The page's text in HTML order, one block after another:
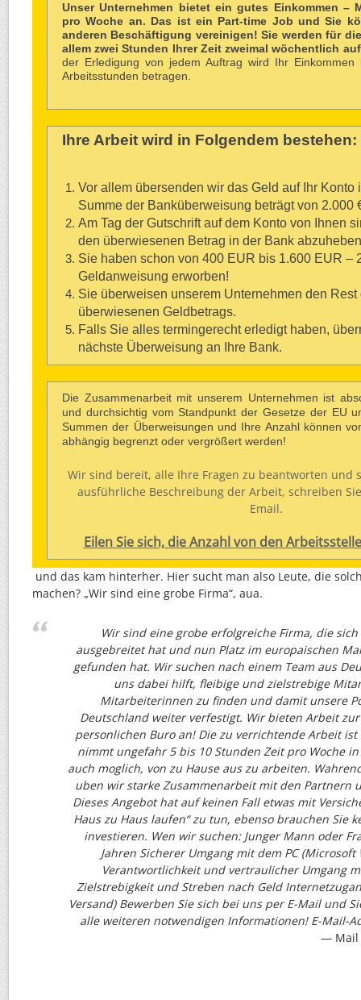
Unser Unternehmen bietet ein gutes Einkommen –
pro Woche an. Das ist ein Part-time Job und Sie
anderen Beschäftigung vereinigen! Sie werden für
allem zwei Stunden Ihrer Zeit zweimal wöchentlich
der Erledigung von jedem Auftrag wird Ihr
Arbeitsstunden betragen.
Ihre Arbeit wird in Folgendem bestehen:
Vor allem übersenden wir das Geld auf Ihr Konto
Summe der Banküberweisung beträgt von 2.000
Am Tag der Gutschrift auf dem Konto von Ihnen
den überwiesenen Betrag in der Bank
Sie haben schon von 400 EUR bis 1.600 EUR –
Geldanweisung erworben!
Sie überweisen unserem Unternehmen den Rest
überwiesenen Geldbetrags.
Falls Sie alles termingerecht erledigt haben,
nächste Überweisung an Ihre Bank.
Die Zusammenarbeit mit unserem Unternehmen ist
und durchsichtig vom Standpunkt der Gesetze der EU
Summen der Überweisungen und Ihre Anzahl können
abhängig begrenzt oder vergrößert werden!
Wir sind bereit, alle Ihre Fragen zu beantworten und
ausführliche Beschreibung der Arbeit, schreiben
Email.
Eilen Sie sich, die Anzahl von den
und das kam hinterher. Hier sucht man also Leute, die
machen? „Wir sind eine grobe Firma“, aua.
Wir sind eine grobe erfolgreiche Firma, die
ausgebreitet hat und nun Platz im europaischen
gefunden hat. Wir suchen nach einem Team aus
uns dabei hilft, fleibige und zielstrebige
Mitarbeiterinnen zu finden und damit unsere
Deutschland weiter verfestigt. Wir bieten Arbeit
personlichen Buro an! Die zu verrichtende Arbeit
nimmt ungefahr 5 bis 10 Stunden Zeit pro Woche
auch moglich, von zu Hause aus zu arbeiten.
uben wir starke Zusammenarbeit mit den Partnern
Dieses Angebot hat auf keinen Fall etwas mit
Haus zu Haus laufen“ zu tun, ebenso brauchen Sie
investieren. Wen wir suchen: Junger Mann oder
Jahren Sicherer Umgang mit dem PC (Microsoft
Verantwortlichkeit und vertraulicher Umgang
Zielstrebigkeit und Streben nach Geld
Versand) Bewerben Sie sich bei uns per E-Mail und
alle weiteren notwendigen Informationen! E-Mail-